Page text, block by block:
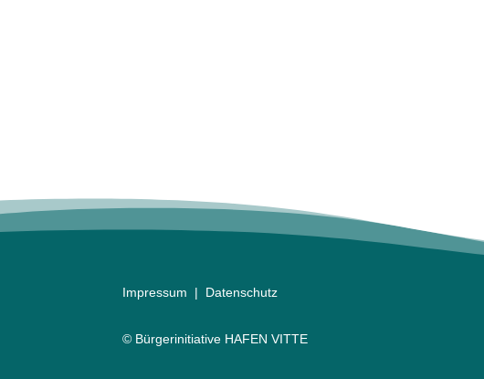
Impressum | Datenschutz
© Bürgerinitiative HAFEN VITTE